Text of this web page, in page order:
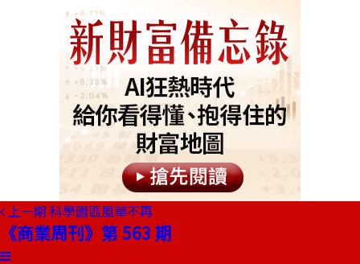
上一期 科學園區風華不再
《商業周刊》第 563 期